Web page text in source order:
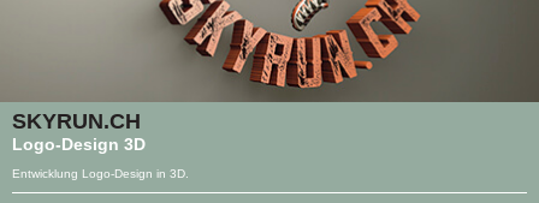
SKYRUN.CH
Logo-Design 3D
Entwicklung Logo-Design in 3D.